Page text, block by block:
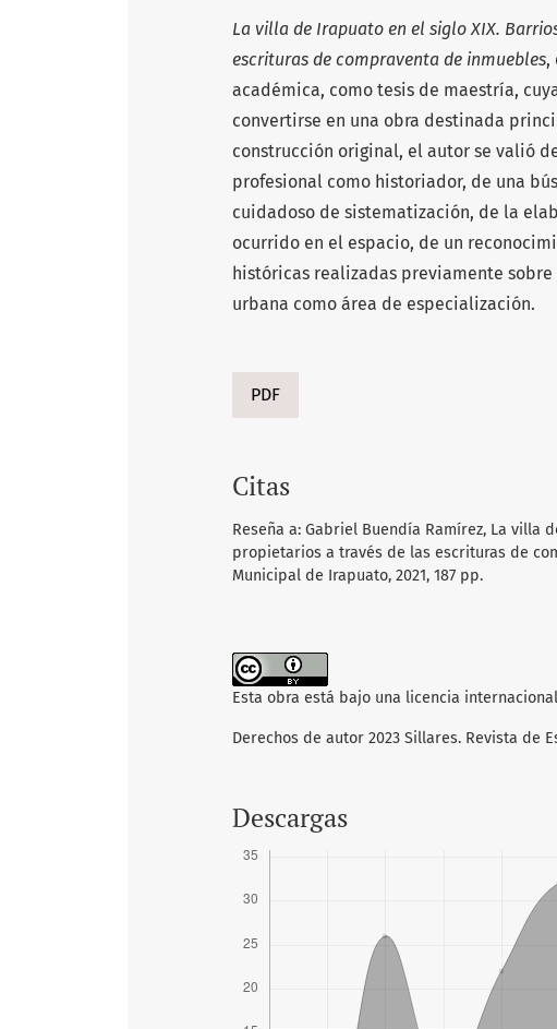
La villa de Irapuato en el siglo XIX.
escrituras de compraventa de inmuebles,
académica, como tesis de maestría,
convertirse en una obra destinada
construcción original, el autor se valió
profesional como historiador, de una
cuidadoso de sistematización, de la
ocurrido en el espacio, de un
históricas realizadas previamente
urbana como área de especialización.
PDF
Citas
Reseña a: Gabriel Buendía Ramírez, La villa
propietarios a través de las escrituras de
Municipal de Irapuato, 2021, 187 pp.
Esta obra está bajo una licencia internacional
Derechos de autor 2023 Sillares. Revista de
Descargas